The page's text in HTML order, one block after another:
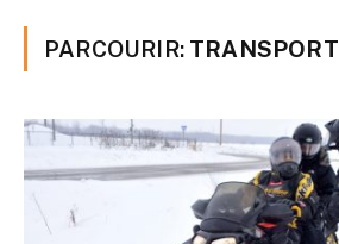
PARCOURIR: TRANSPORT